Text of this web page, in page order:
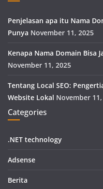
Penjelasan apa itu Nama
Punya November 11, 2025
Kenapa Nama Domain Bisa
November 11, 2025
Tentang Local SEO:
Website Lokal November
Categories
.NET technology
Adsense
Berita